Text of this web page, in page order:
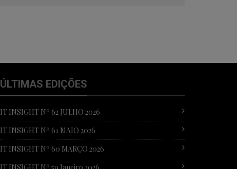
ÚLTIMAS EDIÇÕES
IT INSIGHT Nº 62 JULHO 2026
IT INSIGHT Nº 61 MAIO 2026
IT INSIGHT Nº 60 MARÇO 2026